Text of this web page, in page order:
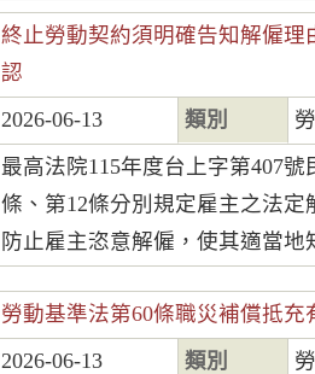
終止勞動契約須明確告知解僱
認
2026-06-13 類別
最高法院115年度台上字第407
條、第12條分別規定雇主之法定
防止雇主恣意解僱，使其適當地
勞動基準法第60條職災補償抵充
2026-06-13 類別